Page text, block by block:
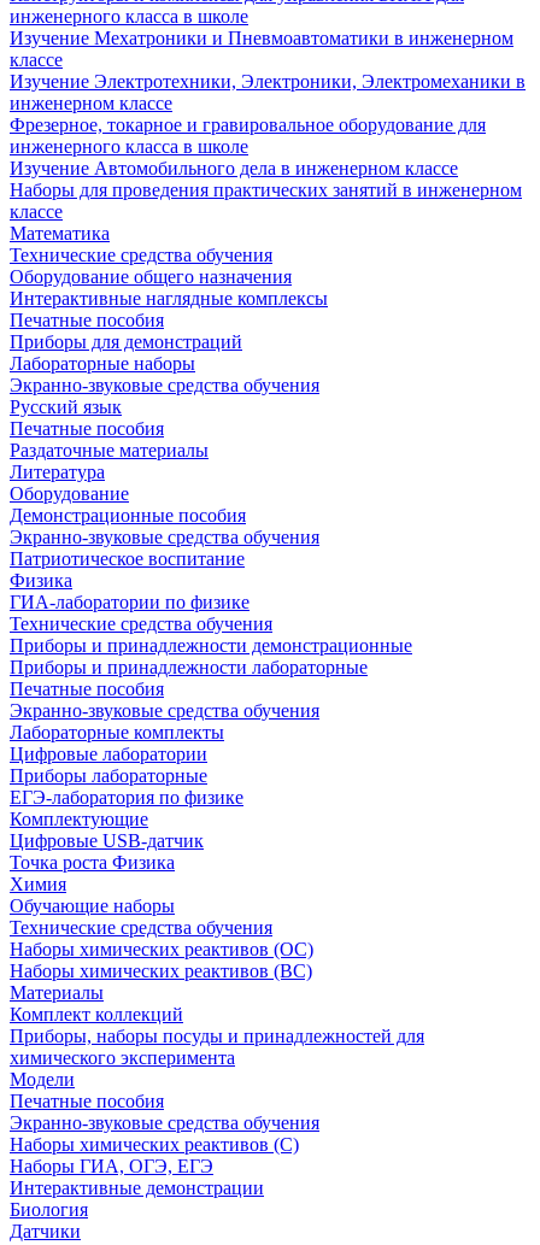
инженерного класса в школе
Изучение Мехатроники и Пневмоавтоматики в инженерном
классе
Изучение Электротехники, Электроники, Электромеханики в
инженерном классе
Фрезерное, токарное и гравировальное оборудование для
инженерного класса в школе
Изучение Автомобильного дела в инженерном классе
Наборы для проведения практических занятий в инженерном
классе
Математика
Технические средства обучения
Оборудование общего назначения
Интерактивные наглядные комплексы
Печатные пособия
Приборы для демонстраций
Лабораторные наборы
Экранно-звуковые средства обучения
Русский язык
Печатные пособия
Раздаточные материалы
Литература
Оборудование
Демонстрационные пособия
Экранно-звуковые средства обучения
Патриотическое воспитание
Физика
ГИА-лаборатории по физике
Технические средства обучения
Приборы и принадлежности демонстрационные
Приборы и принадлежности лабораторные
Печатные пособия
Экранно-звуковые средства обучения
Лабораторные комплекты
Цифровые лаборатории
Приборы лабораторные
ЕГЭ-лаборатория по физике
Комплектующие
Цифровые USB-датчик
Точка роста Физика
Химия
Обучающие наборы
Технические средства обучения
Наборы химических реактивов (ОС)
Наборы химических реактивов (ВС)
Материалы
Комплект коллекций
Приборы, наборы посуды и принадлежностей для
химического эксперимента
Модели
Печатные пособия
Экранно-звуковые средства обучения
Наборы химических реактивов (С)
Наборы ГИА, ОГЭ, ЕГЭ
Интерактивные демонстрации
Биология
Датчики